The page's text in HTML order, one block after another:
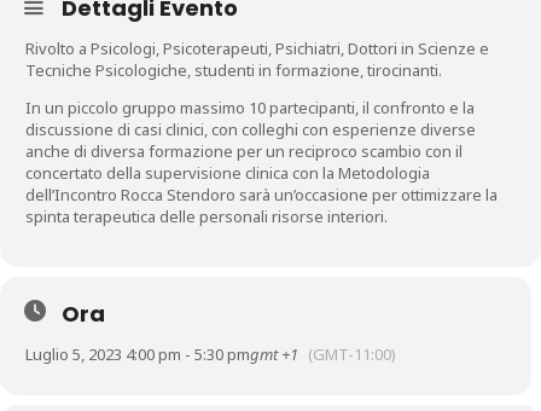
Dettagli Evento
Rivolto a Psicologi, Psicoterapeuti, Psichiatri, Dottori in Scienze e
Tecniche Psicologiche, studenti in formazione, tirocinanti.
In un piccolo gruppo massimo 10 partecipanti, il confronto e la
discussione di casi clinici, con colleghi con esperienze diverse
anche di diversa formazione per un reciproco scambio con il
concertato della supervisione clinica con la Metodologia
dell’Incontro Rocca Stendoro sarà un’occasione per ottimizzare la
spinta terapeutica delle personali risorse interiori.
Ora
Luglio 5, 2023 4:00 pm - 5:30 pmgmt +1 (GMT-11:00)